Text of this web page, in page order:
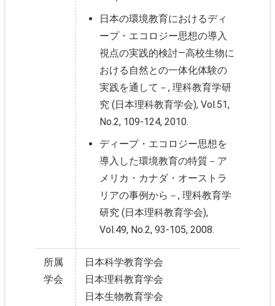
日本の環境教育におけるディ
ープ・エコロジー思想の導入
視点の実践的検討―高校生物に
おける自然との一体化体験の
実践を通して－, 理科教育学研
究 (日本理科教育学会), Vol.51,
No.2, 109-124, 2010.
ディープ・エコロジー思想を
導入した環境教育の特質－ア
メリカ・カナダ・オーストラ
リアの事例から－, 理科教育学
研究 (日本理科教育学会),
Vol.49, No.2, 93-105, 2008.
所属
学会
日本科学教育学会
日本理科教育学会
日本生物教育学会